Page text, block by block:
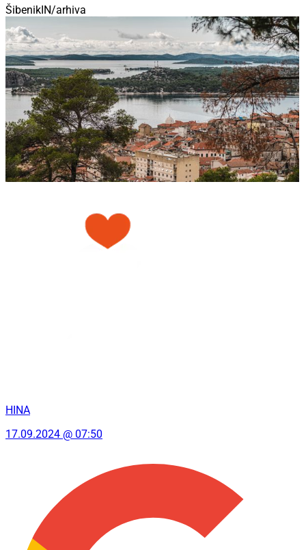
ŠibenikIN/arhiva
HINA
17.09.2024 @ 07:50